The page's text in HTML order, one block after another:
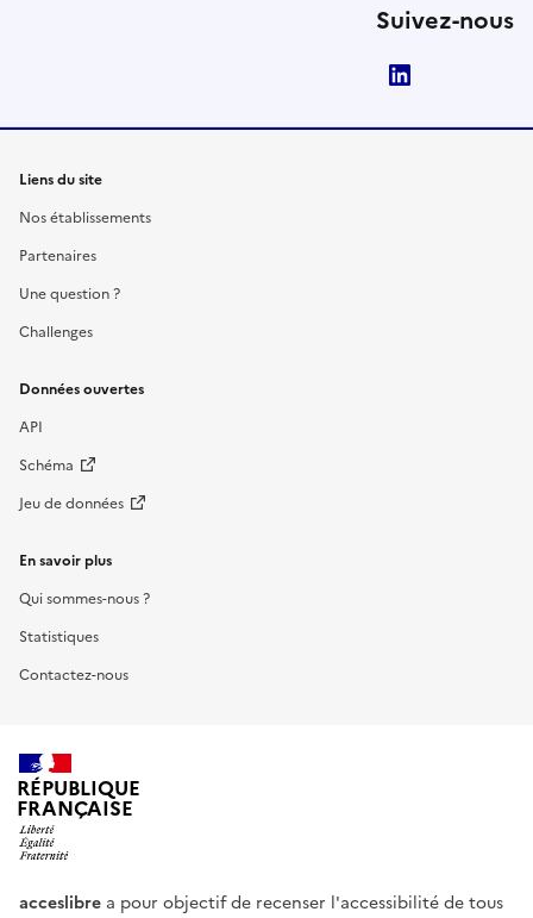
Suivez-nous
Liens du site
Nos établissements
Partenaires
Une question ?
Challenges
Données ouvertes
API
Schéma
Jeu de données
En savoir plus
Qui sommes-nous ?
Statistiques
Contactez-nous
RÉPUBLIQUE
FRANÇAISE
acceslibre a pour objectif de recenser l'accessibilité de tous